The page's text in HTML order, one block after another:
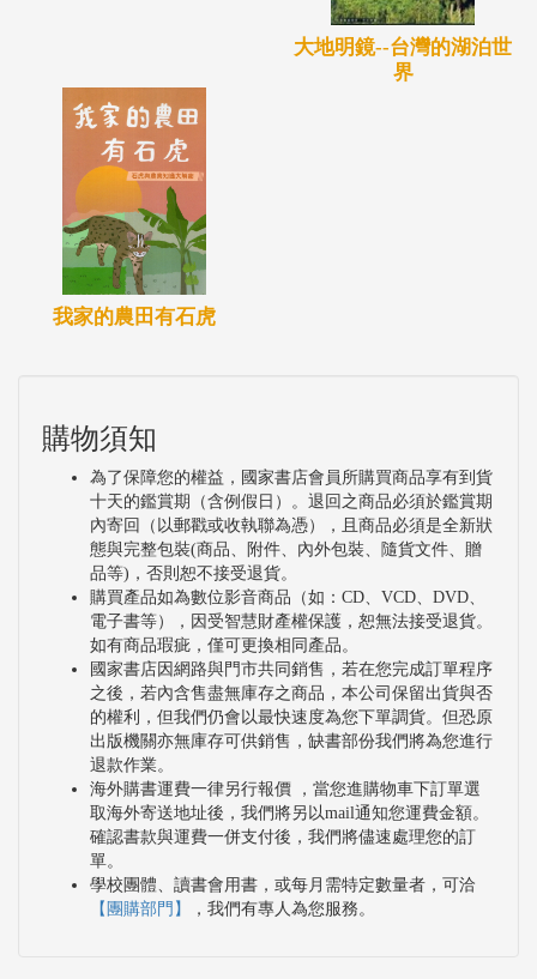
大地明鏡--台灣的湖泊世
界
我家的農田有石虎
購物須知
為了保障您的權益，國家書店會員所購買商品享有到貨
十天的鑑賞期（含例假日）。退回之商品必須於鑑賞期
內寄回（以郵戳或收執聯為憑），且商品必須是全新狀
態與完整包裝(商品、附件、內外包裝、隨貨文件、贈
品等)，否則恕不接受退貨。
購買產品如為數位影音商品（如：CD、VCD、DVD、
電子書等），因受智慧財產權保護，恕無法接受退貨。
如有商品瑕疵，僅可更換相同產品。
國家書店因網路與門市共同銷售，若在您完成訂單程序
之後，若內含售盡無庫存之商品，本公司保留出貨與否
的權利，但我們仍會以最快速度為您下單調貨。但恐原
出版機關亦無庫存可供銷售，缺書部份我們將為您進行
退款作業。
海外購書運費一律另行報價 ，當您進購物車下訂單選
取海外寄送地址後，我們將另以mail通知您運費金額。
確認書款與運費一併支付後，我們將儘速處理您的訂
單。
學校團體、讀書會用書，或每月需特定數量者，可洽
【團購部門】
，我們有專人為您服務。